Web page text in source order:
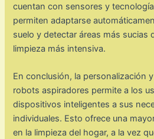
cuentan con sensores y
permiten adaptarse
suelo y detectar áreas más sucias
limpieza más intensiva.
En conclusión, la personalización
robots aspiradores permite a los
dispositivos inteligentes a sus
individuales. Esto ofrece una
en la limpieza del hogar, a la vez